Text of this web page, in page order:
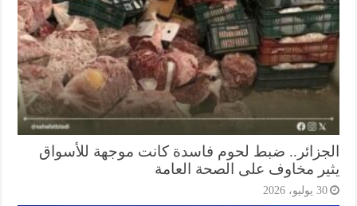
ضبط لحوم فاسدة كانت موجهة للأسواق
مخاوف على الصحة العامة